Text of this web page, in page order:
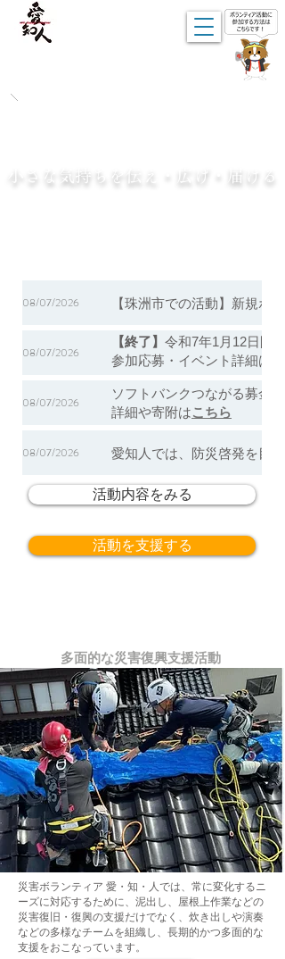
小さな気持ちを伝え・広げ・届ける
08/07/2026 【珠洲市での活動】新規ボ
08/07/2026
【終了】 令和7年1月12日開
参加応募・イベント詳細は
08/07/2026
ソフトバンクつながる募金
詳細や寄附はこちら
08/07/2026 愛知人では、防災啓発を目
活動内容をみる
活動を支援する
多面的な災害復興支援活動
災害ボランティア 愛・知・人では、常に変化するニ
ーズに対応するために、泥出し、屋根上作業などの
災害復旧・復興の支援だけでなく、炊き出しや演奏
などの多様なチームを組織し、長期的かつ多面的な
支援をおこなっています。